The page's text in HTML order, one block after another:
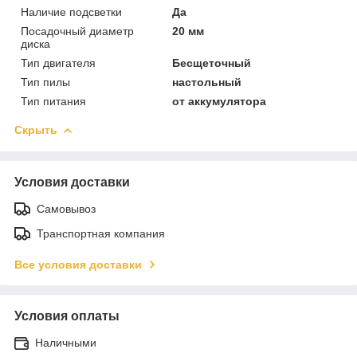
Наличие подсветки
Да
Посадочный диаметр
диска
20 мм
Тип двигателя
Бесщеточный
Тип пилы
настольный
Тип питания
от аккумулятора
Скрыть
Условия доставки
Самовывоз
Транспортная компания
Все условия доставки
Условия оплаты
Наличными